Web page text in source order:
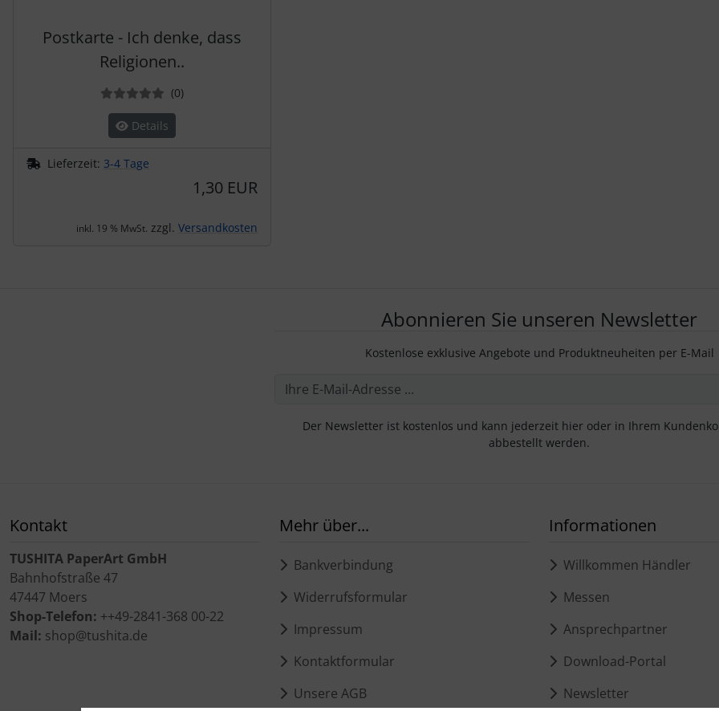
Postkarte - Ich denke, dass
Religionen..
(0Bewertungen
)
Details
Lieferzeit: 3-4 Tage
1,30 EUR
inkl. 19 % MwSt. zzgl. Versandkosten
Abonnieren Sie unseren Newsletter
Kostenlose exklusive Angebote und Produktneuheiten per E-Mail
Der Newsletter ist kostenlos und kann jederzeit hier oder in Ihrem
abbestellt werden.
Kontakt
TUSHITA PaperArt GmbH
Bahnhofstraße 47
47447 Moers
Shop-Telefon: ++49-2841-368 00-22
Mail: shop@tushita.de
Mehr über...
Bankverbindung
Widerrufsformular
Impressum
Kontaktformular
Unsere AGB
Informationen
Willkommen Händler
Messen
Ansprechpartner
Download-Portal
Newsletter